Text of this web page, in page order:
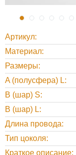
Артикул
Материал
Размеры
A (полусфера) L
B (шар) S
B (шар) L
Длина провода
Тип цоколя
Краткое описание